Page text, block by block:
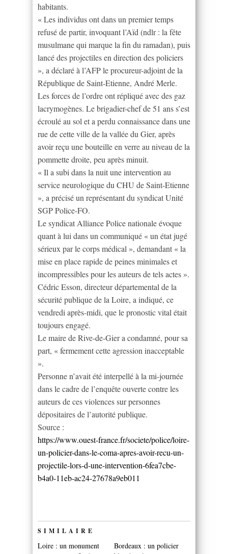
habitants.
« Les individus ont dans un premier temps
refusé de partir, invoquant l’Aïd (ndlr : la fête
musulmane qui marque la fin du ramadan), puis
lancé des projectiles en direction des policiers
», a déclaré à l’AFP le procureur-adjoint de la
République de Saint-Etienne, André Merle.
Les forces de l’ordre ont répliqué avec des gaz
lacrymogènes. Le brigadier-chef de 51 ans s’est
écroulé au sol et a perdu connaissance dans une
rue de cette ville de la vallée du Gier, après
avoir reçu une bouteille en verre au niveau de la
pommette droite, peu après minuit.
« Il a subi dans la nuit une intervention au
service neurologique du CHU de Saint-Etienne
», a précisé un représentant du syndicat Unité
SGP Police-FO.
Le syndicat Alliance Police nationale évoque
quant à lui dans un communiqué « un état jugé
sérieux par le corps médical », demandant « la
mise en place rapide de peines minimales et
incompressibles pour les auteurs de tels actes ».
Cédric Esson, directeur départemental de la
sécurité publique de la Loire, a indiqué, ce
vendredi après-midi, que le pronostic vital était
toujours engagé.
Le maire de Rive-de-Gier a condamné, pour sa
part, « fermement cette agression inacceptable
».
Personne n’avait été interpellé à la mi-journée
dans le cadre de l’enquête ouverte contre les
auteurs de ces violences sur personnes
dépositaires de l’autorité publique.
Source :
https://www.ouest-france.fr/societe/police/loire-
un-policier-dans-le-coma-apres-avoir-recu-un-
projectile-lors-d-une-intervention-6fea7cbe-
b4a0-11eb-ac24-27678a9eb011
SIMILAIRE
Loire : un monument
Bordeaux : un policier